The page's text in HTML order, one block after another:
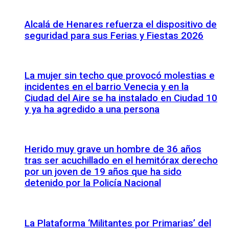
Alcalá de Henares refuerza el dispositivo de
seguridad para sus Ferias y Fiestas 2026
La mujer sin techo que provocó molestias e
incidentes en el barrio Venecia y en la
Ciudad del Aire se ha instalado en Ciudad 10
y ya ha agredido a una persona
Herido muy grave un hombre de 36 años
tras ser acuchillado en el hemitórax derecho
por un joven de 19 años que ha sido
detenido por la Policía Nacional
La Plataforma ‘Militantes por Primarias’ del